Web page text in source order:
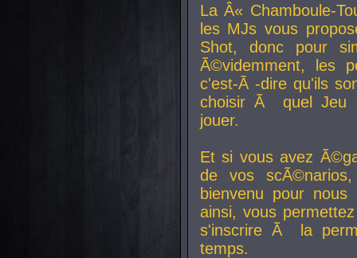
La Â« Chamboule-
les MJs vous
Shot, donc pour
Ã©videmment, les
c'est-Ã -dire qu'ils
choisir Ã quel Jeu
jouer.
Et si vous avez
de vos
bienvenu pour
ainsi, vous
s'inscrire Ã la
temps.